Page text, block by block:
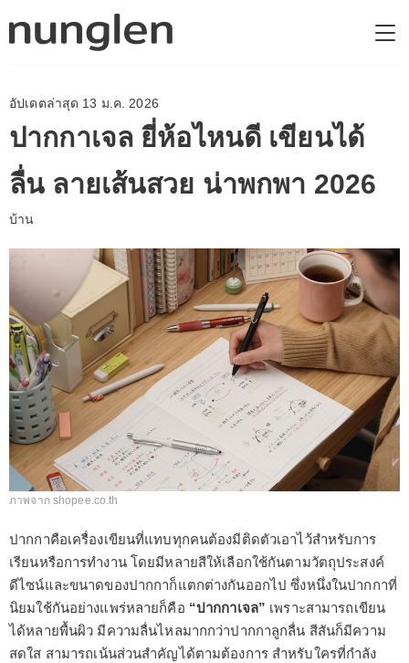
อัปเดตล่าสุด 13 ม.ค. 2026
ปากกาเจล ยี่ห้อไหนดี เขียนได้
ลื่น ลายเส้นสวย น่าพกพา 2026
บ้าน
ภาพจาก shopee.co.th
ปากกาคือเครื่องเขียนที่แทบทุกคนต้องมีติดตัวเอาไว้สำหรับการ
เรียนหรือการทำงาน โดยมีหลายสีให้เลือกใช้กันตามวัตถุประสงค์
ดีไซน์และขนาดของปากกาก็แตกต่างกันออกไป ซึ่งหนึ่งในปากกาที่
นิยมใช้กันอย่างแพร่หลายก็คือ “ปากกาเจล” เพราะสามารถเขียน
ได้หลายพื้นผิว มีความลื่นไหลมากกว่าปากกาลูกลื่น สีสันก็มีความ
สดใส สามารถเน้นส่วนสำคัญได้ตามต้องการ สำหรับใครที่กำลัง